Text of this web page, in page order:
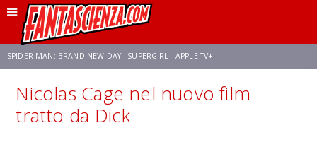
SPIDER-MAN: BRAND NEW DAY SUPERGIRL APPLE TV+
FRANCO RICCIARDIELLO ZENDAYA AVENGERS: DOOMSDAY STAR TREK
Nicolas Cage nel nuovo film
tratto da Dick